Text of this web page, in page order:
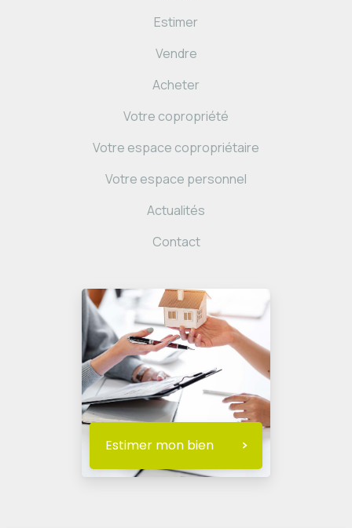
Estimer
Vendre
Acheter
Votre copropriété
Votre espace copropriétaire
Votre espace personnel
Actualités
Contact
Estimer mon bien